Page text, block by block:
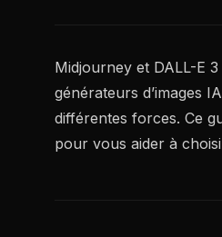
Midjourney et DALL-E
générateurs d’images
différentes forces. Ce
pour vous aider à